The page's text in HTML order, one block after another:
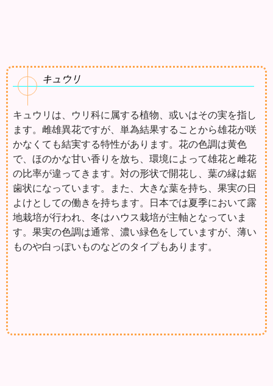
キュウリ
キュウリは、ウリ科に属する植物、或いはその実を指し
ます。雌雄異花ですが、単為結果することから雄花が咲
かなくても結実する特性があります。花の色調は黄色
で、ほのかな甘い香りを放ち、環境によって雄花と雌花
の比率が違ってきます。対の形状で開花し、葉の縁は鋸
歯状になっています。また、大きな葉を持ち、果実の日
よけとしての働きを持ちます。日本では夏季において露
地栽培が行われ、冬はハウス栽培が主軸となっていま
す。果実の色調は通常、濃い緑色をしていますが、薄い
ものや白っぽいものなどのタイプもあります。